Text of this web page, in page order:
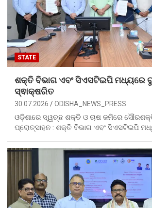
STATE
ଶକ୍ତି ବିଭାଗ ଏବଂ ସିଏସଟିଇପି ମଧ୍ୟରେ
ସ୍ଵାକ୍ଷରିତ
30.07.2026 ODISHA_NEWS_PRESS
ଓଡ଼ିଶାରେ ସ୍ୱଚ୍ଛ ଶକ୍ତି ଓ ଚାଷ ଜମିରେ
ପ୍ରୋତ୍ସାହନ : ଶକ୍ତି ବିଭାଗ ଏବଂ ସିଏସଟିଇପି